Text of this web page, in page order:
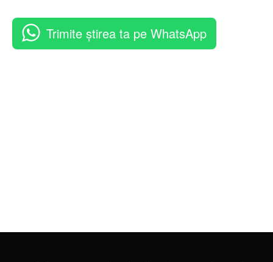
Trimite știrea ta pe WhatsApp